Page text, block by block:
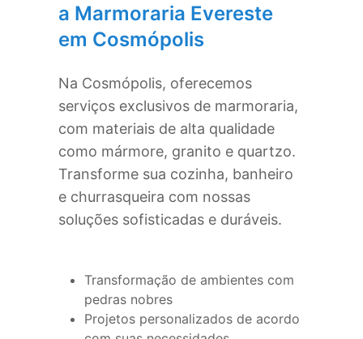
a Marmoraria Evereste
em Cosmópolis
Na Cosmópolis, oferecemos
serviços exclusivos de marmoraria,
com materiais de alta qualidade
como mármore, granito e quartzo.
Transforme sua cozinha, banheiro
e churrasqueira com nossas
soluções sofisticadas e duráveis.
Transformação de ambientes com
pedras nobres
Projetos personalizados de acordo